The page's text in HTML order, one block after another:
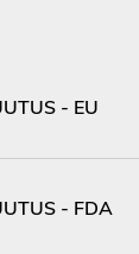
- EU
- FDA